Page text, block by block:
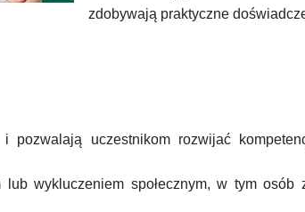
zdobywają praktyczne
uczestnikom rozwijać
wykluczeniem społecznym, w tym osób